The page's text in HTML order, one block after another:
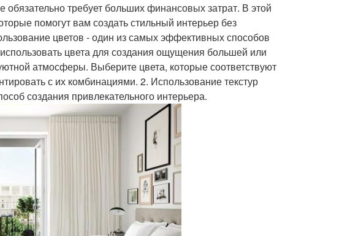
обязательно требует больших финансовых затрат. В этой
помогут вам создать стильный интерьер без
цветов - один из самых эффективных способов
цвета для создания ощущения большей или
атмосферы. Выберите цвета, которые соответствуют
с их комбинациями. 2. Использование текстур
создания привлекательного интерьера.